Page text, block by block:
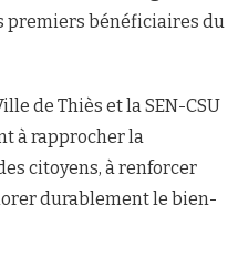
premiers bénéficiaires du
de Thiès et la SEN-CSU
à rapprocher la
citoyens, à renforcer
durablement le bien-